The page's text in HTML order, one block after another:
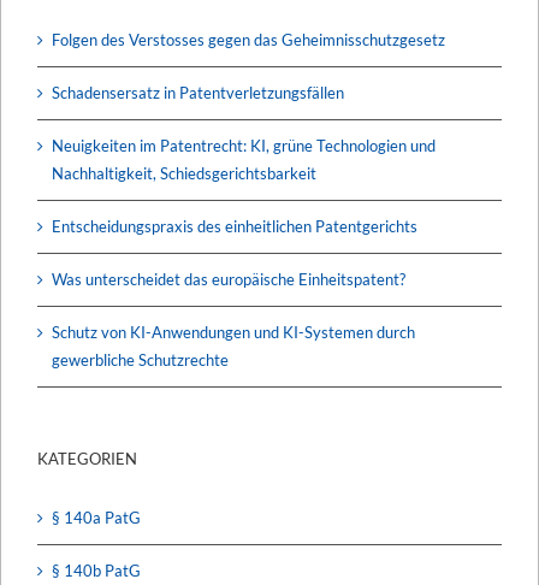
Folgen des Verstosses gegen das Geheimnisschutzgesetz
Schadensersatz in Patentverletzungsfällen
Neuigkeiten im Patentrecht: KI, grüne Technologien und
Nachhaltigkeit, Schiedsgerichtsbarkeit
Entscheidungspraxis des einheitlichen Patentgerichts
Was unterscheidet das europäische Einheitspatent?
Schutz von KI-Anwendungen und KI-Systemen durch
gewerbliche Schutzrechte
KATEGORIEN
§ 140a PatG
§ 140b PatG